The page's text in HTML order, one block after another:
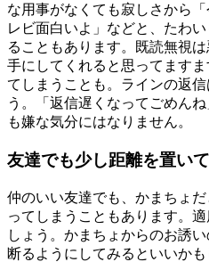
な用事がなくても寂しさから
レビ面白いよ」などと、たわ
ることもあります。既読無視
手にしてくれると思ってます
てしまうことも。ラインの返
う。「返信遅くなってごめん
も嫌な気分にはなりません。
友達でも少し距離を置いて
仲のいい友達でも、かまちょ
ってしまうこともあります。
しょう。かまちょからのお誘
断るようにしてみるといいかも